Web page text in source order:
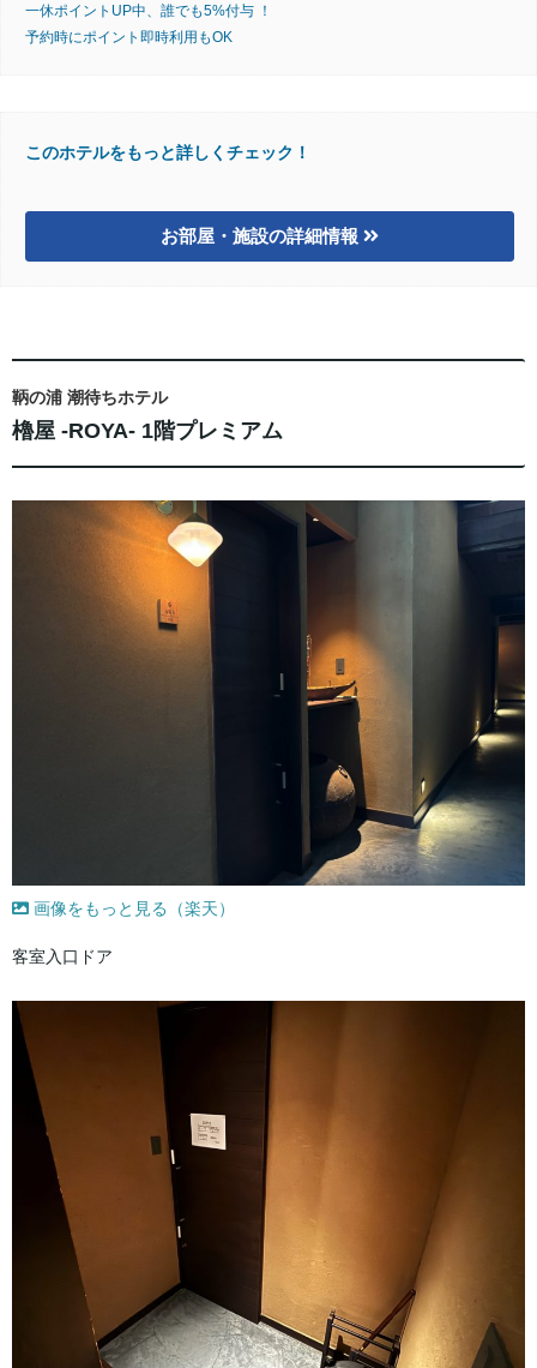
一休ポイントUP中、誰でも5%付与 ！
予約時にポイント即時利用もOK
このホテルをもっと詳しくチェック！
お部屋・施設の詳細情報
鞆の浦 潮待ちホテル
櫓屋 -ROYA- 1階プレミアム
画像をもっと見る（楽天）
客室入口ドア